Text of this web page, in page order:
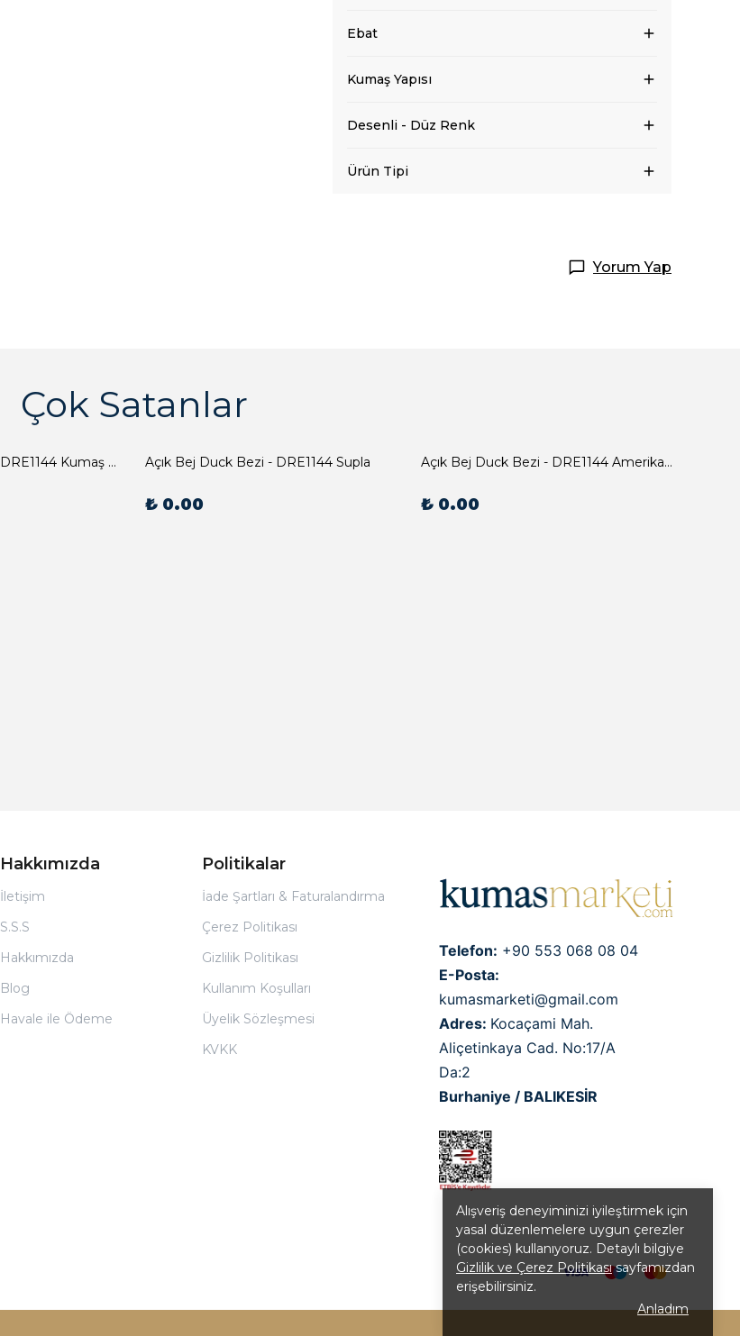
Alışveriş deneyiminizi iyileştirmek için
yasal düzenlemelere uygun çerezler
(cookies) kullanıyoruz. Detaylı bilgiye
Gizlilik ve Çerez Politikasısayfamızdan
erişebilirsiniz.
Anladım
Ebat
Kumaş Yapısı
Desenli - Düz Renk
Ürün Tipi
Yorum Yap
Çok Satanlar
Açık Bej Duck Bezi - DRE1144 Kumaş Peçete Açık Bej Duck Bezi - DRE1144 Supla
₺ 0.00
Açık Bej Duck Bezi - DRE1144 Amerikan Servis
₺ 0.00
Hakkımızda
İletişim
S.S.S
Hakkımızda
Blog
Havale ile Ödeme
Politikalar
İade Şartları & Faturalandırma
Çerez Politikası
Gizlilik Politikası
Kullanım Koşulları
Üyelik Sözleşmesi
KVKK
Telefon: +90 553 068 08 04
E-Posta:
kumasmarketi@gmail.com
Adres: Kocaçami Mah.
Aliçetinkaya Cad. No:17/A
Da:2
Burhaniye / BALIKESİR